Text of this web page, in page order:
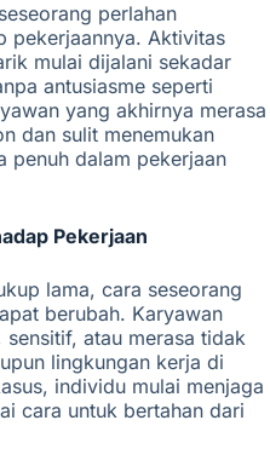
perlahan
pekerjaannya. Aktivitas
mulai dijalani sekadar
antusiasme seperti
yang akhirnya merasa
dan sulit menemukan
penuh dalam pekerjaan
Pekerjaan
lama, cara seseorang
berubah. Karyawan
atau merasa tidak
lingkungan kerja di
individu mulai menjaga
cara untuk bertahan dari